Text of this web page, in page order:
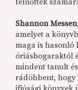
Shannon
amelyet a
maga is hasonló
óriásbogaraktól
mindent tanult
rádöbbent, hogy